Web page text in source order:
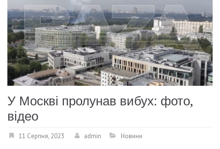
У Москві пролунав вибух: фото,
відео
11 Серпня, 2023 admin Новини